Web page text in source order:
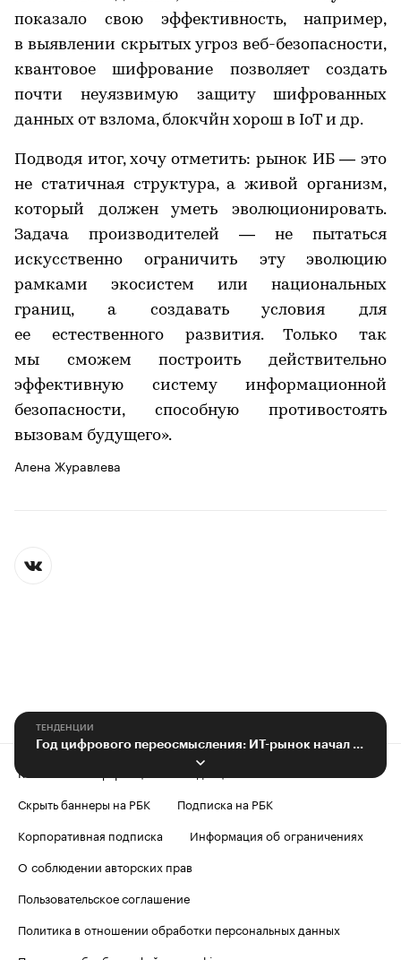
показало свою эффективность, например,
в выявлении скрытых угроз веб-безопасности,
квантовое шифрование позволяет создать
почти неуязвимую защиту шифрованных
данных от взлома, блокчйн хорош в IoT и др.
Подводя итог, хочу отметить: рынок ИБ — это
не статичная структура, а живой организм,
который должен уметь эволюционировать.
Задача производителей — не пытаться
искусственно ограничить эту эволюцию
рамками экосистем или национальных
границ, а создавать условия для
ее естественного развития. Только так
мы сможем построить действительно
эффективную систему информационной
безопасности, способную противостоять
вызовам будущего».
Алена Журавлева
ТЕНДЕНЦИИ
Год цифрового переосмысления: ИТ-рынок начал поиск новой формулы успеха
Контактная информация
Редакция
Скрыть баннеры на РБК
Подписка на РБК
Корпоративная подписка
Информация об ограничениях
О соблюдении авторских прав
Пользовательское соглашение
Политика в отношении обработки персональных данных